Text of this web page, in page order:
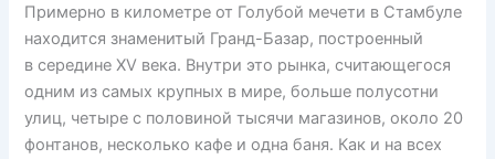
Примерно в километре от Голубой мечети в Стамбуле
находится знаменитый Гранд-Базар, построенный
в середине XV века. Внутри это рынка, считающегося
одним из самых крупных в мире, больше полусотни
улиц, четыре с половиной тысячи магазинов, около 20
фонтанов, несколько кафе и одна баня. Как и на всех